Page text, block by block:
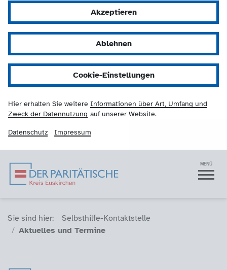
Akzeptieren
Ablehnen
Cookie-Einstellungen
Hier erhalten Sie weitere Informationen über Art, Umfang und
Zweck der Datennutzung auf unserer Website.
Datenschutz Impressum
Der Paritätische
Navigation MENÜ
Sie sind hier (Breadcrumb)
Sie sind hier:
Selbsthilfe-Kontaktstelle
Aktuelles und Termine